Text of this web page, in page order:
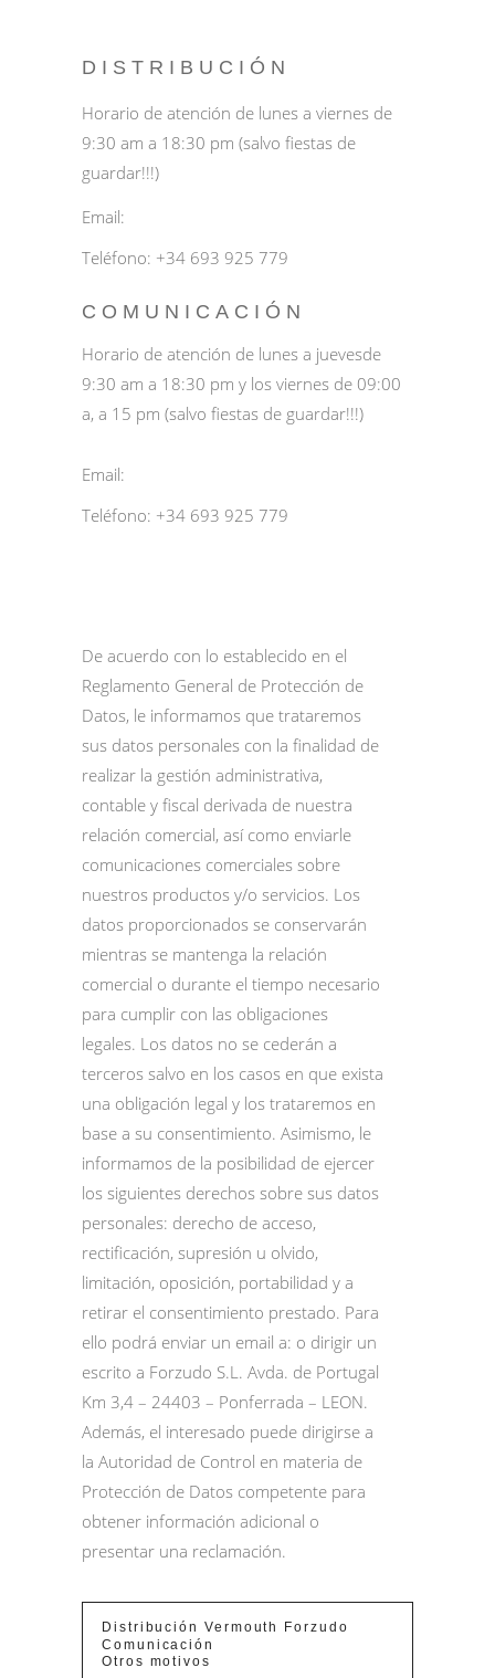
DISTRIBUCIÓN
Horario de atención de lunes a viernes de
9:30 am a 18:30 pm (salvo fiestas de
guardar!!!)
Email:
Teléfono: +34 693 925 779
COMUNICACIÓN
Horario de atención de lunes a juevesde
9:30 am a 18:30 pm y los viernes de 09:00
a, a 15 pm (salvo fiestas de guardar!!!)
Email:
Teléfono: +34 693 925 779
De acuerdo con lo establecido en el
Reglamento General de Protección de
Datos, le informamos que trataremos
sus datos personales con la finalidad de
realizar la gestión administrativa,
contable y fiscal derivada de nuestra
relación comercial, así como enviarle
comunicaciones comerciales sobre
nuestros productos y/o servicios. Los
datos proporcionados se conservarán
mientras se mantenga la relación
comercial o durante el tiempo necesario
para cumplir con las obligaciones
legales. Los datos no se cederán a
terceros salvo en los casos en que exista
una obligación legal y los trataremos en
base a su consentimiento. Asimismo, le
informamos de la posibilidad de ejercer
los siguientes derechos sobre sus datos
personales: derecho de acceso,
rectificación, supresión u olvido,
limitación, oposición, portabilidad y a
retirar el consentimiento prestado. Para
ello podrá enviar un email a: o dirigir un
escrito a Forzudo S.L. Avda. de Portugal
Km 3,4 – 24403 – Ponferrada – LEON.
Además, el interesado puede dirigirse a
la Autoridad de Control en materia de
Protección de Datos competente para
obtener información adicional o
presentar una reclamación.